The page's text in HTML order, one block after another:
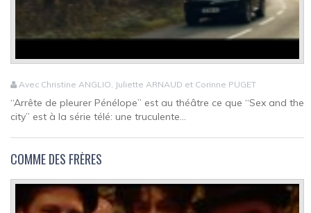
Avec Christine ANGLIO, Juliette ARNAUD et Corinne PUGET
“Arrête de pleurer Pénélope” est au théâtre ce que “Sex and the
city” est à la série télé: une truculente...
COMME DES FRÈRES